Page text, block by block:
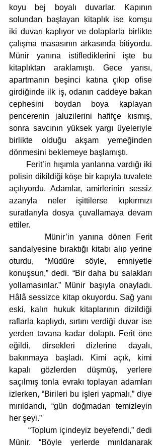
koyu bej boyalı duvarlar. Kapının
solundan başlayan kitaplık ise komşu
iki duvarı kaplıyor ve dolaplarla birlikte
çalışma masasının arkasında bitiyordu.
Münir yanına istiflediklerini işte bu
kitaplıktan araklamıştı. Gece yarısı,
apartmanın beşinci katına çıkıp ofise
girdiğinde ilk iş, odanın caddeye bakan
cephesini boydan boya kaplayan
pencerenin jaluzilerini hafifçe kısmış,
sonra savcının yüksek yargı üyeleriyle
birlikte olduğu akşam yemeğinden
dönmesini beklemeye başlamıştı.
polisin dikildiği köşe bir kapıyla tuvalete
açılıyordu. Adamlar, amirlerinin sessiz
azarıyla neler işittilerse kıpkırmızı
suratlarıyla dosya çuvallamaya devam
ettiler.
sandalyesine bıraktığı kitabı alıp yerine
oturdu, “Müdüre söyle, emniyetle
konuşsun,” dedi. “Bir daha bu salakları
yollamasınlar.” Münir başıyla onayladı.
Hâlâ sessizce kitap okuyordu. Sağ yanı
eski, kalın hukuk kitaplarının dizildiği
raflarla kaplıydı, sırtını verdiği duvar ise
yerden tavana kadar dolaptı. Ferit öne
eğildi, dirsekleri dizlerine dayalı,
bakınmaya başladı. Kimi açık, kimi
kapalı gözlerden düşmüş, yerlere
saçılmış tonla evrakı toplayan adamları
izlerken, “Birileri bu işleri yapmalı,” diye
mırıldandı, “gün doğmadan temizleyin
her şeyi.”
Münir. “Böyle yerlerde mırıldanarak